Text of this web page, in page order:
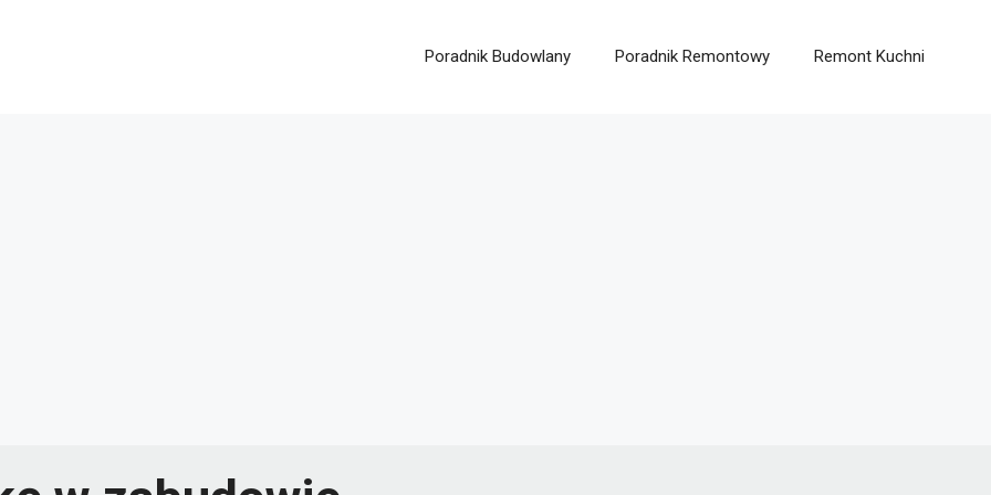
Poradnik Budowlany Poradnik Remontowy Remont Kuchni